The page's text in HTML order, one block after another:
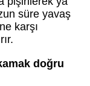
süre yavaş
karşı
doğru